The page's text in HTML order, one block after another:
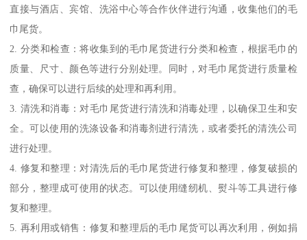
直接与酒店、宾馆、洗浴中心等合作伙伴进行沟通，收集他们的毛
巾尾货。
2. 分类和检查：将收集到的毛巾尾货进行分类和检查，根据毛巾的
质量、尺寸、颜色等进行分别处理。同时，对毛巾尾货进行质量检
查，确保可以进行后续的处理和再利用。
3. 清洗和消毒：对毛巾尾货进行清洗和消毒处理，以确保卫生和安
全。可以使用的洗涤设备和消毒剂进行清洗，或者委托的清洗公司
进行处理。
4. 修复和整理：对清洗后的毛巾尾货进行修复和整理，修复破损的
部分，整理成可使用的状态。可以使用缝纫机、熨斗等工具进行修
复和整理。
5. 再利用或销售：修复和整理后的毛巾尾货可以再次利用，例如捐